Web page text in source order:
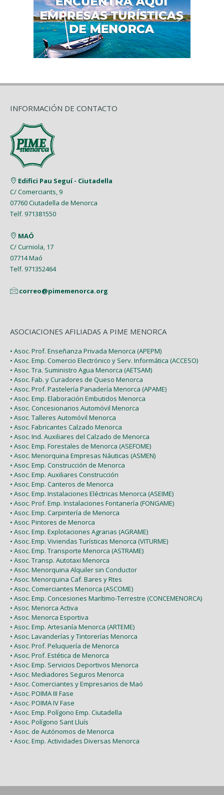
INFORMACIÓN DE CONTACTO
Edifici Pau Seguí - Ciutadella
C/ Comerciants, 9
07760 Ciutadella de Menorca
Telf. 971381550
MAÓ
C/ Curniola, 17
07714 Maó
Telf. 971352464
correo@pimemenorca.org
ASOCIACIONES AFILIADAS A PIME MENORCA
• Asoc. Prof. Enseñanza Privada Menorca (APEPM)
• Asoc. Emp. Comercio Electrónico y Serv. Informática (ACCESO)
• Asoc. Tra. Suministro Agua Menorca (AETSAM)
• Asoc. Fab. y Curadores de Queso Menorca
• Asoc. Prof. Pastelería Panadería Menorca (APAME)
• Asoc. Emp. Elaboración Embutidos Menorca
• Asoc. Concesionarios Automóvil Menorca
• Asoc. Talleres Automóvil Menorca
• Asoc. Fabricantes Calzado Menorca
• Asoc. Ind. Auxiliares del Calzado de Menorca
• Asoc. Emp. Forestales de Menorca (ASEFOME)
• Asoc. Menorquina Empresas Náuticas (ASMEN)
• Asoc. Emp. Construcción de Menorca
• Asoc. Emp. Auxiliares Construcción
• Asoc. Emp. Canteros de Menorca
• Asoc. Emp. Instalaciones Eléctricas Menorca (ASEIME)
• Asoc. Prof. Emp. Instalaciones Fontanería (FONGAME)
• Asoc. Emp. Carpintería de Menorca
• Asoc. Pintores de Menorca
• Asoc. Emp. Explotaciones Agrarias (AGRAME)
• Asoc. Emp. Viviendas Turísticas Menorca (VITURME)
• Asoc. Emp. Transporte Menorca (ASTRAME)
• Asoc. Transp. Autotaxi Menorca
• Asoc. Menorquina Alquiler sin Conductor
• Asoc. Menorquina Caf. Bares y Rtes
• Asoc. Comerciantes Menorca (ASCOME)
• Asoc. Emp. Concesiones Marítimo-Terrestre (CONCEMENORCA)
• Asoc. Menorca Activa
• Asoc. Menorca Esportiva
• Asoc. Emp. Artesanía Menorca (ARTEME)
• Asoc. Lavanderías y Tintorerías Menorca
• Asoc. Prof. Peluquería de Menorca
• Asoc. Prof. Estética de Menorca
• Asoc. Emp. Servicios Deportivos Menorca
• Asoc. Mediadores Seguros Menorca
• Asoc. Comerciantes y Empresarios de Maó
• Asoc. POIMA III Fase
• Asoc. POIMA IV Fase
• Asoc. Emp. Polígono Emp. Ciutadella
• Asoc. Polígono Sant Lluís
• Asoc. de Autónomos de Menorca
• Asoc. Emp. Actividades Diversas Menorca